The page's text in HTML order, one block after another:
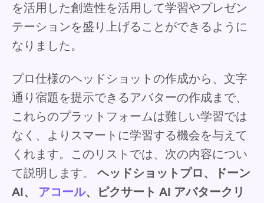
を活用した創造性を活用して学習やプレゼン
テーションを盛り上げることができるように
なりました。
プロ仕様のヘッドショットの作成から、文字
通り宿題を提示できるアバターの作成まで、
これらのプラットフォームは難しい学習では
なく、よりスマートに学習する機会を与えて
くれます。このリストでは、次の内容につい
て説明します。 ヘッドショットプロ、ドーン
AI、 アコール、ピクサート AI アバタークリ